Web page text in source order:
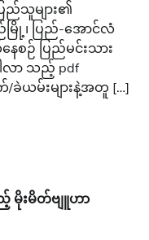
ည်သူများ၏
မြို့၊ ပြည်-အောင်လံ
စဉ် ပြည်မင်းသား
လာ သည့် pdf
ခဲယမ်းများနဲ့အတူ […]
မိုးမိတ်ဗျူဟာ